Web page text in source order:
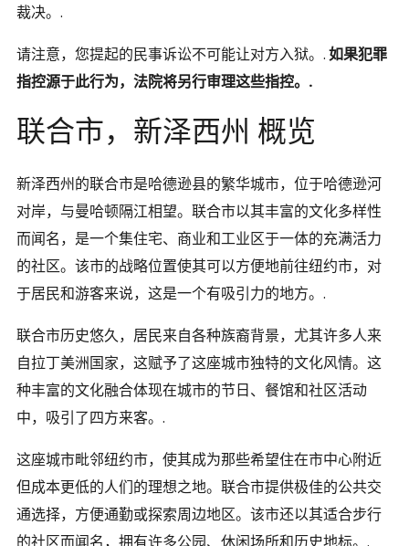
裁决。.
请注意，您提起的民事诉讼不可能让对方入狱。.如果犯罪
指控源于此行为，法院将另行审理这些指控。.
联合市，新泽西州 概览
新泽西州的联合市是哈德逊县的繁华城市，位于哈德逊河
对岸，与曼哈顿隔江相望。联合市以其丰富的文化多样性
而闻名，是一个集住宅、商业和工业区于一体的充满活力
的社区。该市的战略位置使其可以方便地前往纽约市，对
于居民和游客来说，这是一个有吸引力的地方。.
联合市历史悠久，居民来自各种族裔背景，尤其许多人来
自拉丁美洲国家，这赋予了这座城市独特的文化风情。这
种丰富的文化融合体现在城市的节日、餐馆和社区活动
中，吸引了四方来客。.
这座城市毗邻纽约市，使其成为那些希望住在市中心附近
但成本更低的人们的理想之地。联合市提供极佳的公共交
通选择，方便通勤或探索周边地区。该市还以其适合步行
的社区而闻名，拥有许多公园、休闲场所和历史地标。.